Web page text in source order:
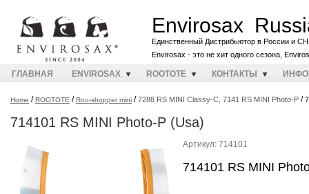
Envirosax
Единственный Дистрибьютор в России и
Envirosax - это не хит одного сезона,
ГЛАВНАЯ ENVIROSAX ROOTOTE КОНТАКТЫ
Home /ROOTOTE /Roo-shopper mini /7288 RS MINI Classy-C, 7141 RS MINI Photo-P /
714101 RS MINI Photo-P (Usa)
Артикул: 714101
714101 RS MINI